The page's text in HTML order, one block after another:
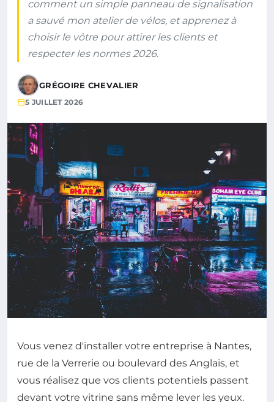
comment un simple panneau de signalisation
a sauvé mon atelier de vélos, et apprenez à
choisir le vôtre pour attirer les clients et
respecter les normes 2026.
GRÉGOIRE CHEVALIER
5 JUILLET 2026
Vous venez d'installer votre entreprise à Nantes,
rue de la Verrerie ou boulevard des Anglais, et
vous réalisez que vos clients potentiels passent
devant votre vitrine sans même lever les yeux.